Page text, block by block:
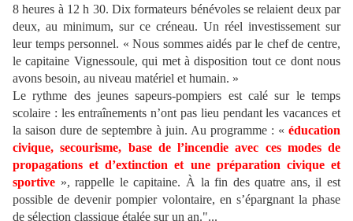
8 heures à 12 h 30. Dix formateurs bénévoles se relaient deux par
deux, au minimum, sur ce créneau. Un réel investissement sur
leur temps personnel. « Nous sommes aidés par le chef de centre,
le capitaine Vignessoule, qui met à disposition tout ce dont nous
avons besoin, au niveau matériel et humain. »
Le rythme des jeunes sapeurs-pompiers est calé sur le temps
scolaire : les entraînements n’ont pas lieu pendant les vacances et
la saison dure de septembre à juin. Au programme : « éducation
civique, secourisme, base de l’incendie avec ces modes de
propagations et d’extinction et une préparation civique et
sportive », rappelle le capitaine. À la fin des quatre ans, il est
possible de devenir pompier volontaire, en s’épargnant la phase
de sélection classique étalée sur un an."...